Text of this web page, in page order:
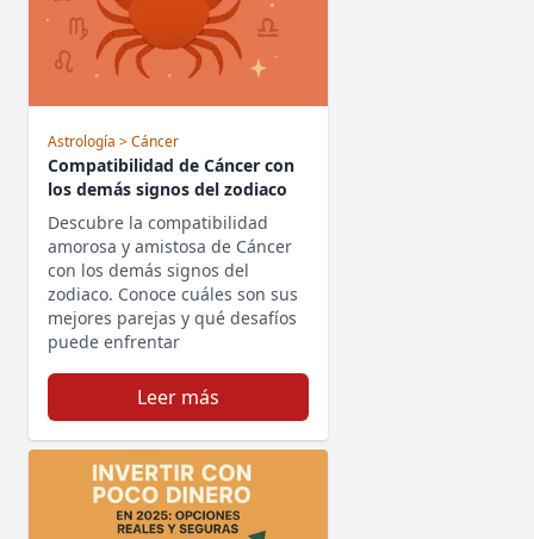
Astrología > Cáncer
Compatibilidad de Cáncer con
los demás signos del zodiaco
Descubre la compatibilidad
amorosa y amistosa de Cáncer
con los demás signos del
zodiaco. Conoce cuáles son sus
mejores parejas y qué desafíos
puede enfrentar
Leer más